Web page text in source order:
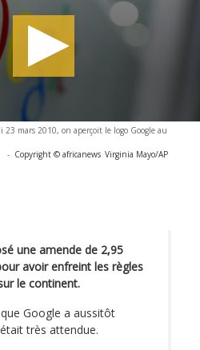
mars 2010, on aperçoit le logo Google au
- Copyright © africanews Virginia Mayo/AP
une amende de 2,95
avoir enfreint les règles
le continent.
Google a aussitôt
très attendue.